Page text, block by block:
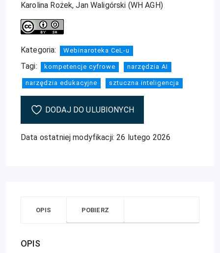
Karolina Rożek, Jan Waligórski (WH AGH)
Kategoria: Webinaroteka CeL-u
Tagi: kompetencje cyfrowe narzędzia AI
narzędzia edukacyjne sztuczna inteligencja
DODAJ DO ULUBIONYCH
Data ostatniej modyfikacji: 26 lutego 2026
OPIS POBIERZ
OPIS